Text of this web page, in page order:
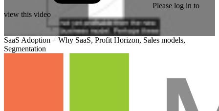
Please log in to
view this video
SaaS Adoption – Why SaaS, Profit Horizon, Sales models,
Segmentation